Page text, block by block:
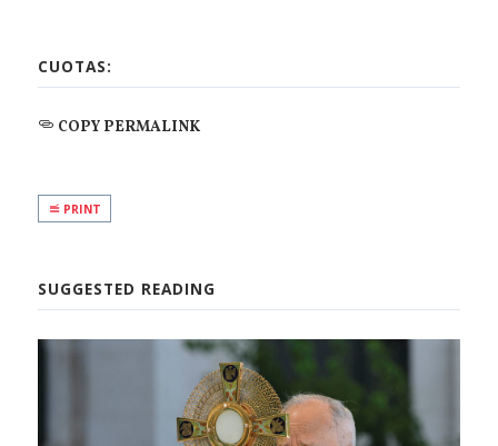
CUOTAS:
COPY PERMALINK
PRINT
SUGGESTED READING